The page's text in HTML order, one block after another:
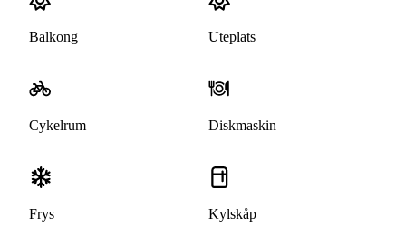
Balkong Uteplats
Cykelrum Diskmaskin
Frys Kylskåp